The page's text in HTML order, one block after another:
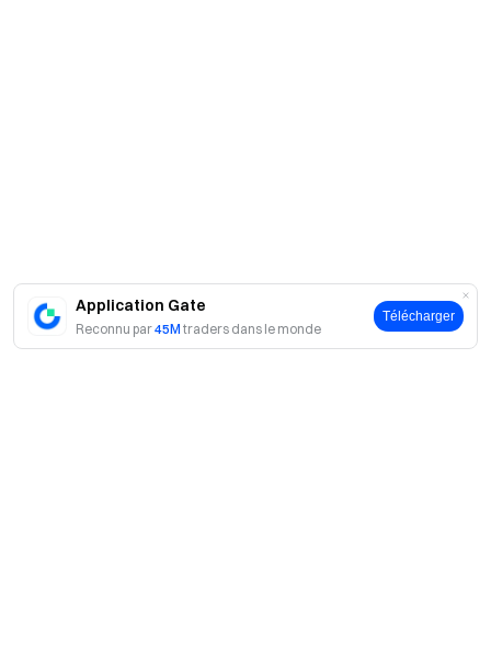
Application Gate
Reconnu par45M traders dans le monde
Télécharger